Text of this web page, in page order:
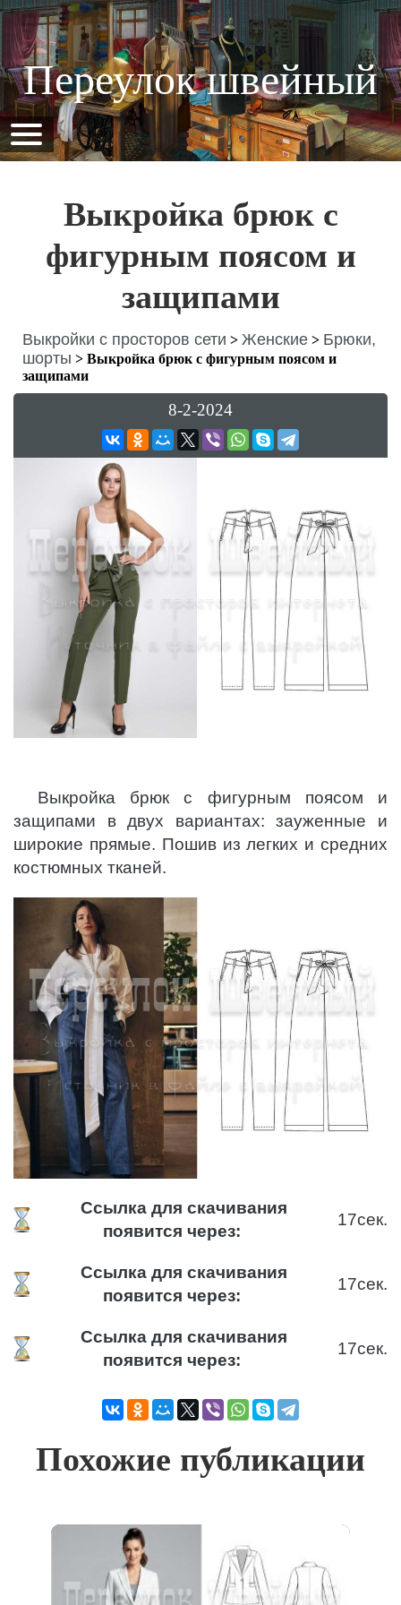
Переулок швейный
Выкройка брюк с
фигурным поясом и
защипами
Выкройки с просторов сети > Женские > Брюки,
шорты > Выкройка брюк с фигурным поясом и
защипами
8-2-2024
Выкройка брюк с фигурным поясом и
защипами в двух вариантах: зауженные и
широкие прямые. Пошив из легких и средних
костюмных тканей.
Ссылка для скачивания
появится через:
17сек.
Ссылка для скачивания
появится через:
17сек.
Ссылка для скачивания
появится через:
17сек.
Похожие публикации